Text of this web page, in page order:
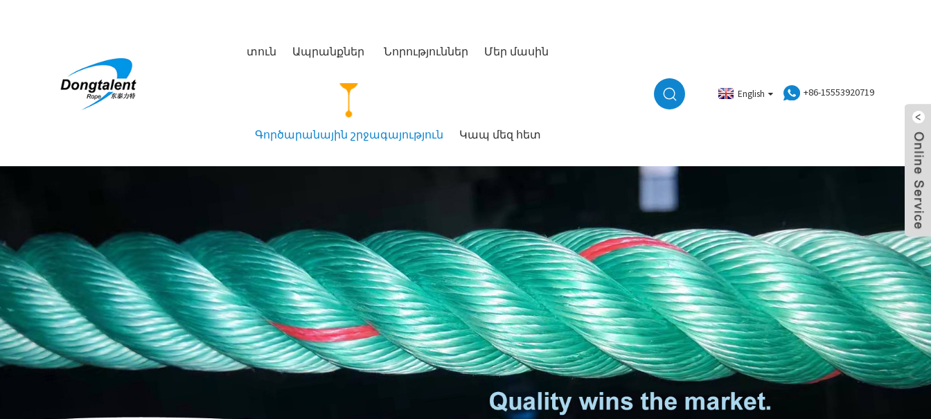
տուն Ապրանքներ Նորություններ Մեր մասին
Գործարանային շրջագայություն Կապ մեզ հետ
English +86-15553920719